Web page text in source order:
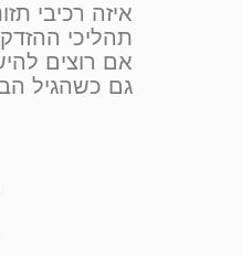
איזה רכיבי
תהליכי
אם רוצים
גם כשהגיל